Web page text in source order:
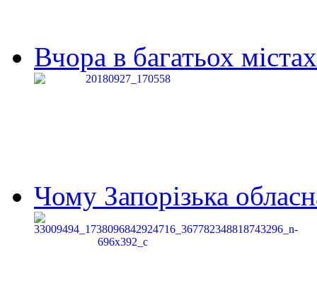
Вчора в багатьох
Чому Запорізька